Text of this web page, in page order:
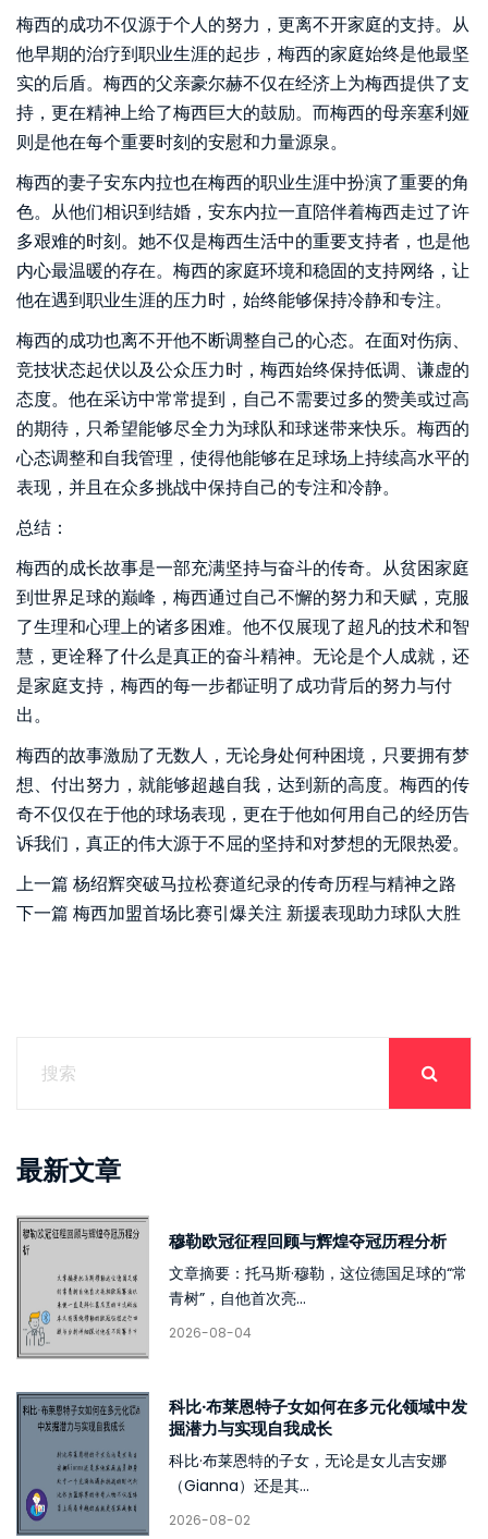
梅西的成功不仅源于个人的努力，更离不开家庭的支持。从
他早期的治疗到职业生涯的起步，梅西的家庭始终是他最坚
实的后盾。梅西的父亲豪尔赫不仅在经济上为梅西提供了支
持，更在精神上给了梅西巨大的鼓励。而梅西的母亲塞利娅
则是他在每个重要时刻的安慰和力量源泉。
梅西的妻子安东内拉也在梅西的职业生涯中扮演了重要的角
色。从他们相识到结婚，安东内拉一直陪伴着梅西走过了许
多艰难的时刻。她不仅是梅西生活中的重要支持者，也是他
内心最温暖的存在。梅西的家庭环境和稳固的支持网络，让
他在遇到职业生涯的压力时，始终能够保持冷静和专注。
梅西的成功也离不开他不断调整自己的心态。在面对伤病、
竞技状态起伏以及公众压力时，梅西始终保持低调、谦虚的
态度。他在采访中常常提到，自己不需要过多的赞美或过高
的期待，只希望能够尽全力为球队和球迷带来快乐。梅西的
心态调整和自我管理，使得他能够在足球场上持续高水平的
表现，并且在众多挑战中保持自己的专注和冷静。
总结：
梅西的成长故事是一部充满坚持与奋斗的传奇。从贫困家庭
到世界足球的巅峰，梅西通过自己不懈的努力和天赋，克服
了生理和心理上的诸多困难。他不仅展现了超凡的技术和智
慧，更诠释了什么是真正的奋斗精神。无论是个人成就，还
是家庭支持，梅西的每一步都证明了成功背后的努力与付
出。
梅西的故事激励了无数人，无论身处何种困境，只要拥有梦
想、付出努力，就能够超越自我，达到新的高度。梅西的传
奇不仅仅在于他的球场表现，更在于他如何用自己的经历告
诉我们，真正的伟大源于不屈的坚持和对梦想的无限热爱。
上一篇 杨绍辉突破马拉松赛道纪录的传奇历程与精神之路
下一篇 梅西加盟首场比赛引爆关注 新援表现助力球队大胜
最新文章
穆勒欧冠征程回顾与辉煌夺冠历程分析
文章摘要：托马斯·穆勒，这位德国足球的“常
青树”，自他首次亮...
2026-08-04
科比·布莱恩特子女如何在多元化领域中发
掘潜力与实现自我成长
科比·布莱恩特的子女，无论是女儿吉安娜
（Gianna）还是其...
2026-08-02